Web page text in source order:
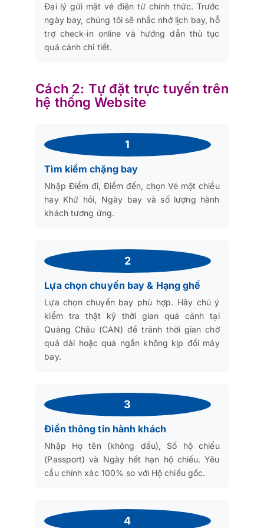
Đại lý gửi mặt vé điện tử chính thức. Trước
ngày bay, chúng tôi sẽ nhắc nhở lịch bay, hỗ
trợ check-in online và hướng dẫn thủ tục
quá cảnh chi tiết.
Cách 2: Tự đặt trực tuyến trên
hệ thống Website
1
Tìm kiếm chặng bay
Nhập Điểm đi, Điểm đến, chọn Vé một chiều
hay Khứ hồi, Ngày bay và số lượng hành
khách tương ứng.
2
Lựa chọn chuyến bay & Hạng ghế
Lựa chọn chuyến bay phù hợp. Hãy chú ý
kiểm tra thật kỹ thời gian quá cảnh tại
Quảng Châu (CAN) để tránh thời gian chờ
quá dài hoặc quá ngắn không kịp đổi máy
bay.
3
Điền thông tin hành khách
Nhập Họ tên (không dấu), Số hộ chiếu
(Passport) và Ngày hết hạn hộ chiếu. Yêu
cầu chính xác 100% so với Hộ chiếu gốc.
4